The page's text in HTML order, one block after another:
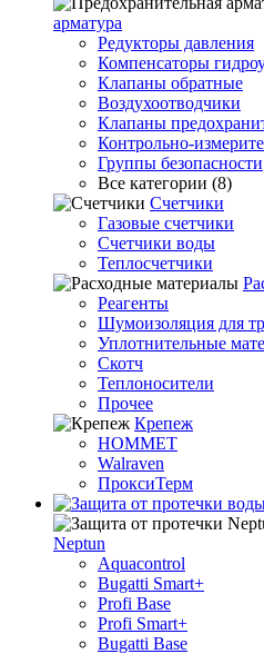
арматура
Редукторы давления
Компенсаторы
Клапаны обратные
Воздухоотводчики
Клапаны
Контрольно-
Группы безопасности
Все категории (8)
Счетчики
Газовые счетчики
Счетчики воды
Теплосчетчики
Реагенты
Шумоизоляция для
Уплотнительные
Скотч
Теплоносители
Прочее
Крепеж
HOMMET
Walraven
ПроксиТерм
Neptun
Aquacontrol
Bugatti Smart+
Profi Base
Profi Smart+
Bugatti Base